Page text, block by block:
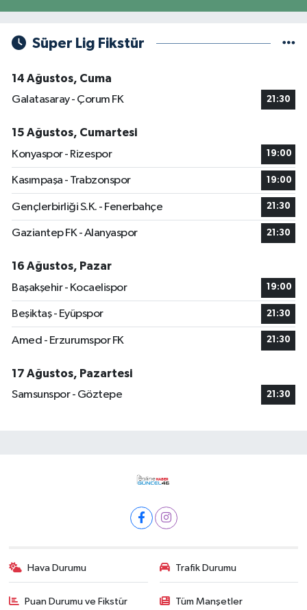
Süper Lig Fikstür
14 Ağustos, Cuma
Galatasaray - Çorum FK
21:30
15 Ağustos, Cumartesi
Konyaspor - Rizespor
19:00
Kasımpaşa - Trabzonspor 19:00
Gençlerbirliği S.K. - Fenerbahçe 21:30
Gaziantep FK - Alanyaspor 21:30
16 Ağustos, Pazar
Başakşehir - Kocaelispor
19:00
Beşiktaş - Eyüpspor 21:30
Amed - Erzurumspor FK 21:30
17 Ağustos, Pazartesi
Samsunspor - Göztepe
21:30
Hava Durumu Trafik Durumu
Puan Durumu ve Fikstür Tüm Manşetler